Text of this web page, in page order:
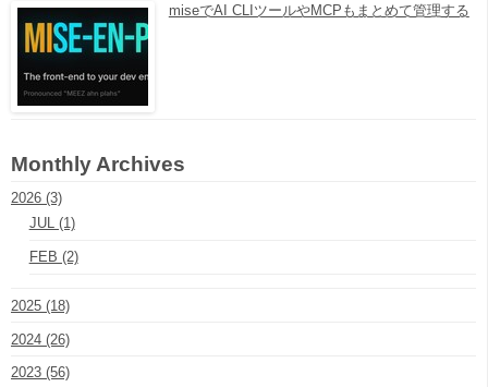
miseでAI CLIツールやMCPもまとめて管理する
Monthly Archives
2026 (3)
JUL (1)
FEB (2)
2025 (18)
2024 (26)
2023 (56)